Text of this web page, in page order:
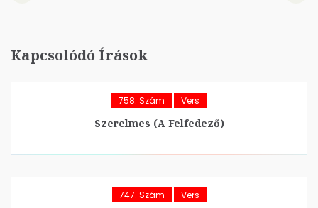
Kapcsolódó Írások
758. Szám Vers
Szerelmes (A Felfedező)
747. Szám Vers